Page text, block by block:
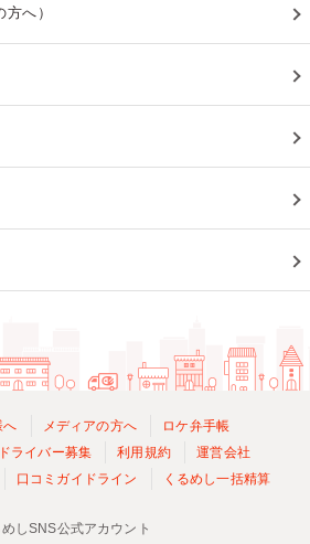
へ）
へ メディアの方へ
ロケ弁手帳
ライバー募集
利用規約
運営会社
口コミガイドライン くるめし一括精算
めしSNS公式アカウント